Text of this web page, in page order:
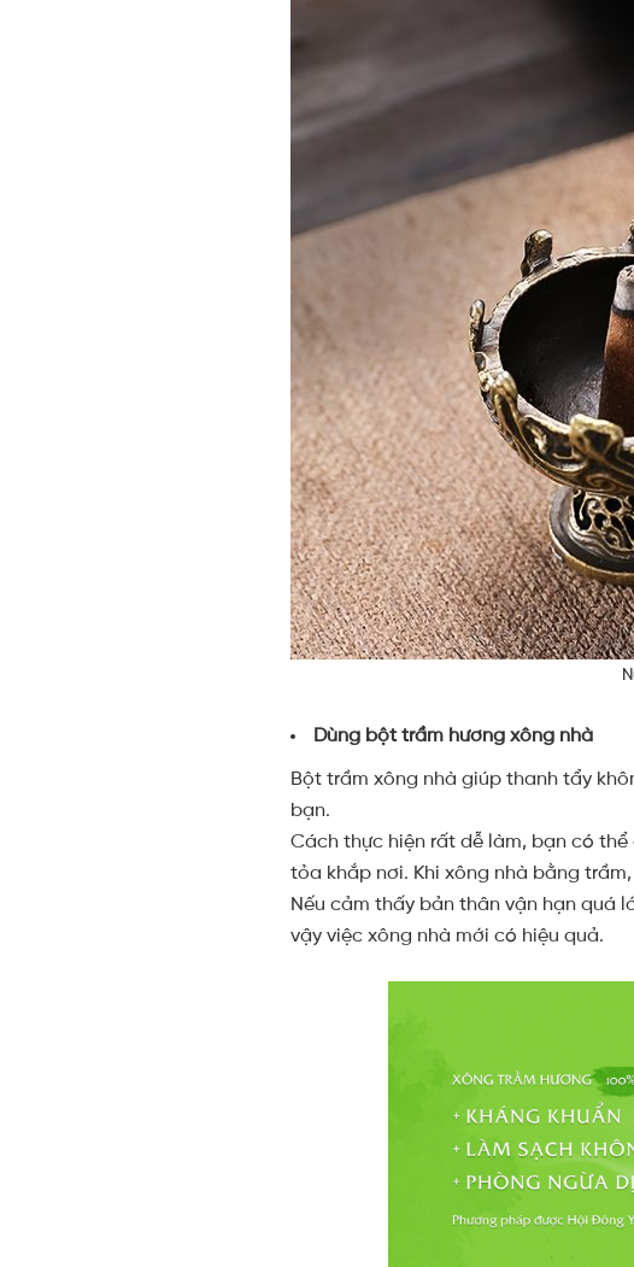
Dùng bột trầm hương xông nhà
Bột trầm xông nhà giúp thanh tẩy
bạn.
Cách thực hiện rất dễ làm, bạn có
tỏa khắp nơi. Khi xông nhà bằng
Nếu cảm thấy bản thân vận hạn quá
vậy việc xông nhà mới có hiệu quả.